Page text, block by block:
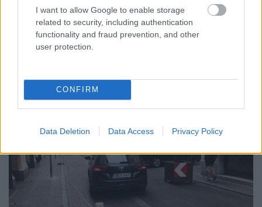
I want to allow Google to enable storage
related to security, including authentication
functionality and fraud prevention, and other
user protection.
CONFIRM
Data Deletion Data Access Privacy Policy
mindez akkor is a miénk. Akár akarjuk, akár nem.
(Megj.: Az…